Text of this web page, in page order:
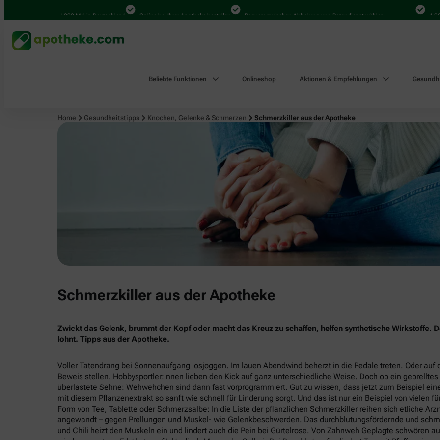
4.000 Mal in Deutschland Online bei Ihrer Apotheke bestellen Bequem zwischen Abholung und Botendienst wählen 4.000
Beliebte Funktionen Onlineshop Aktionen & Empfehlungen
Home Gesundheitstipps Knochen, Gelenke & Schmerzen Schmerzkiller aus der Apotheke
Knochen, Gelenke & Schmerzen
Schmerzkiller aus der Apotheke
Zwickt das Gelenk, brummt der Kopf oder macht das Kreuz zu schaffen, helfen synthetische Wirkstoffe.
lohnt. Tipps aus der Apotheke.
Voller Tatendrang bei Sonnenaufgang losjoggen. Im lauen Abendwind beherzt in die Pedale treten. Oder
Beweis stellen. Hobbysportler:innen lieben den Kick auf ganz unterschiedliche Weise. Doch ob ein
überlastete Sehne: Wehwehchen sind dann fast vorprogrammiert. Gut zu wissen, dass jetzt zum Beispiel
mit diesem Pflanzenextrakt so sanft wie schnell für Linderung sorgt. Und das ist nur ein Beispiel von vielen
Form von Tee, Tablette oder Schmerzsalbe: In die Liste der pflanzlichen Schmerzkiller reihen sich etliche
angewandt – gegen Prellungen und Muskel- wie Gelenkbeschwerden. Das durchblutungsfördernde und
und Chili heizt den Muskeln ein und lindert auch die Pein bei Gürtelrose. Von Zahnweh Geplagte schwören